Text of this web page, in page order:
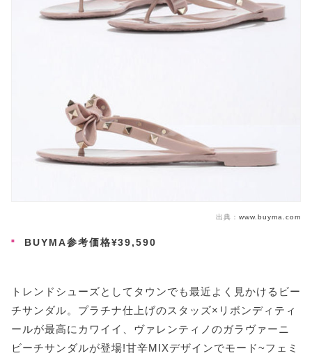
出典： www.buyma.com
BUYMA参考価格¥39,590
トレンドシューズとしてタウンでも最近よく見かけるビー
チサンダル。プラチナ仕上げのスタッズ×リボンディティ
ールが最高にカワイイ、ヴァレンティノのガラヴァーニ
ビーチサンダルが登場!甘辛MIXデザインでモード~フェミ